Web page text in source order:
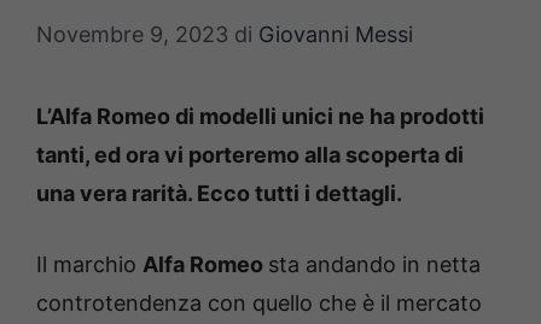
Novembre 9, 2023 di Giovanni Messi
L’Alfa Romeo di modelli unici ne ha prodotti
tanti, ed ora vi porteremo alla scoperta di
una vera rarità. Ecco tutti i dettagli.
Il marchio Alfa Romeo sta andando in netta
controtendenza con quello che è il mercato